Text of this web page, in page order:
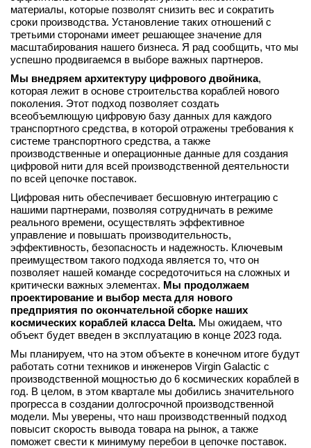
материалы, которые позволят снизить вес и сократить
сроки производства. Установление таких отношений с
третьими сторонами имеет решающее значение для
масштабирования нашего бизнеса. Я рад сообщить, что мы
успешно продвигаемся в выборе важных партнеров.
Мы внедряем архитектуру цифрового двойника,
которая лежит в основе строительства кораблей нового
поколения. Этот подход позволяет создать
всеобъемлющую цифровую базу данных для каждого
транспортного средства, в которой отражены требования к
системе транспортного средства, а также
производственные и операционные данные для создания
цифровой нити для всей производственной деятельности
по всей цепочке поставок.
Цифровая нить обеспечивает бесшовную интеграцию с
нашими партнерами, позволяя сотрудничать в режиме
реального времени, осуществлять эффективное
управление и повышать производительность,
эффективность, безопасность и надежность. Ключевым
преимуществом такого подхода является то, что он
позволяет нашей команде сосредоточиться на сложных и
критически важных элементах. Мы продолжаем
проектирование и выбор места для нового
предприятия по окончательной сборке наших
космических кораблей класса Delta. Мы ожидаем, что
объект будет введен в эксплуатацию в конце 2023 года.
Мы планируем, что на этом объекте в конечном итоге будут
работать сотни техников и инженеров Virgin Galactic с
производственной мощностью до 6 космических кораблей в
год. В целом, в этом квартале мы добились значительного
прогресса в создании долгосрочной производственной
модели. Мы уверены, что наш производственный подход
повысит скорость вывода товара на рынок, а также
поможет свести к минимуму перебои в цепочке поставок.